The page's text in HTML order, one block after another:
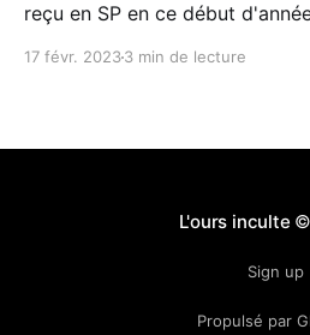
reçu en SP en ce début
17 févr. 20233 min de lecture
L'ours inculte
Sign up
Propulsé par